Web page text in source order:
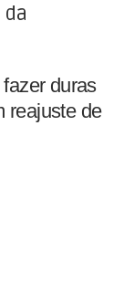
duras
reajuste de